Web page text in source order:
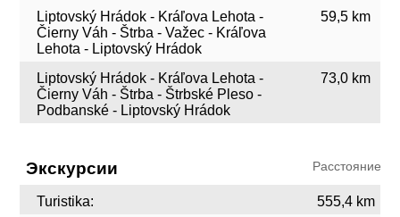
Liptovský Hrádok - Kráľova Lehota -
Čierny Váh - Štrba - Važec - Kráľova
Lehota - Liptovský Hrádok
59,5 km
Liptovský Hrádok - Kráľova Lehota -
Čierny Váh - Štrba - Štrbské Pleso -
Podbanské - Liptovský Hrádok
73,0 km
Экскурсии Расстояние
Turistika:
555,4 km